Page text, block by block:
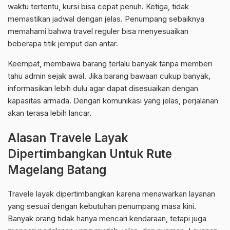
waktu tertentu, kursi bisa cepat penuh. Ketiga, tidak
memastikan jadwal dengan jelas. Penumpang sebaiknya
memahami bahwa travel reguler bisa menyesuaikan
beberapa titik jemput dan antar.
Keempat, membawa barang terlalu banyak tanpa memberi
tahu admin sejak awal. Jika barang bawaan cukup banyak,
informasikan lebih dulu agar dapat disesuaikan dengan
kapasitas armada. Dengan komunikasi yang jelas, perjalanan
akan terasa lebih lancar.
Alasan Travele Layak
Dipertimbangkan Untuk Rute
Magelang Batang
Travele layak dipertimbangkan karena menawarkan layanan
yang sesuai dengan kebutuhan penumpang masa kini.
Banyak orang tidak hanya mencari kendaraan, tetapi juga